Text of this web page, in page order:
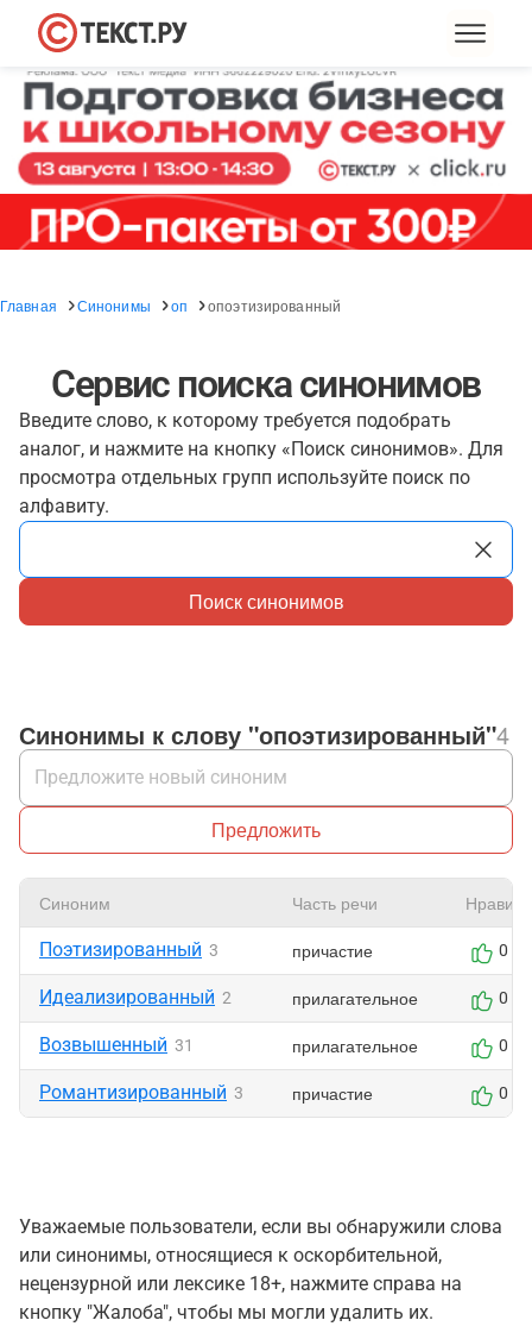
Главная Синонимы оп опоэтизированный
Сервис поиска синонимов
Введите слово, к которому требуется подобрать
аналог, и нажмите на кнопку «Поиск синонимов». Для
просмотра отдельных групп используйте поиск по
алфавиту.
Поиск синонимов
Синонимы к слову "опоэтизированный"4
Предложить
Синоним Часть речи
Поэтизированный 3 причастие 0
Идеализированный 2 прилагательное 0
Возвышенный 31 прилагательное 0
Романтизированный 3 причастие 0
Уважаемые пользователи, если вы обнаружили слова
или синонимы, относящиеся к оскорбительной,
нецензурной или лексике 18+, нажмите справа на
кнопку "Жалоба", чтобы мы могли удалить их.